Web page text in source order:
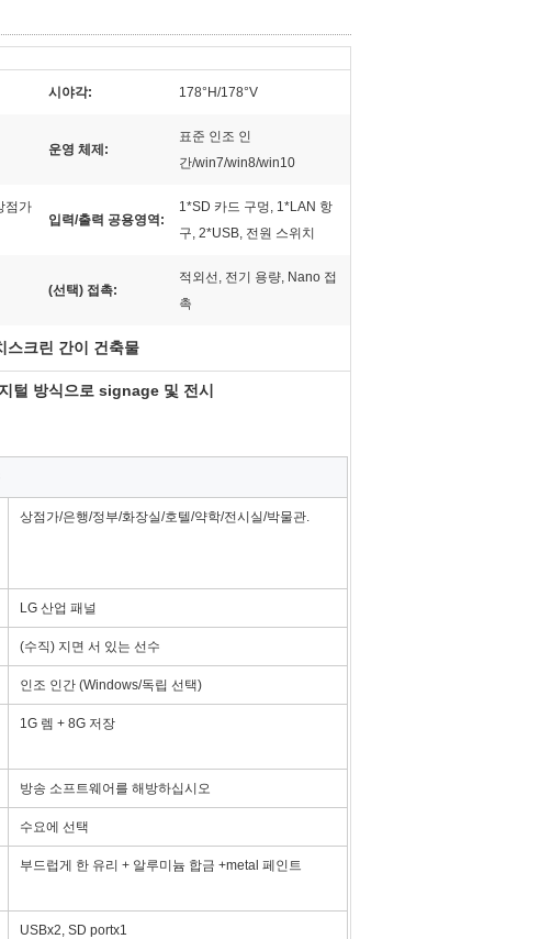
시야각: 178°H/178°V
운영 체제:
표준 인조 인
간/win7/win8/win10
점가
입력/출력 공용영역:
1*SD 카드 구멍, 1*LAN 항
구, 2*USB, 전원 스위치
(선택) 접촉:
적외선, 전기 용량, Nano 접
촉
스크린 간이 건축물
털 방식으로 signage 및 전시
상점가/은행/정부/화장실/호텔/약학/전시실/박물관.
LG 산업 패널
(수직) 지면 서 있는 선수
인조 인간 (Windows/독립 선택)
1G 렘 + 8G 저장
방송 소프트웨어를 해방하십시오
수요에 선택
부드럽게 한 유리 + 알루미늄 합금 +metal 페인트
USBx2, SD portx1